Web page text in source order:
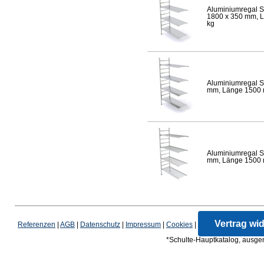
Aluminiumregal
1800 x 350 mm,
kg
Aluminiumregal
mm, Länge 1500
Aluminiumregal
mm, Länge 1500
Referenzen AGB Datenschutz Impressum Cookies Vertrag
*Schulte-Hauptkatalog,